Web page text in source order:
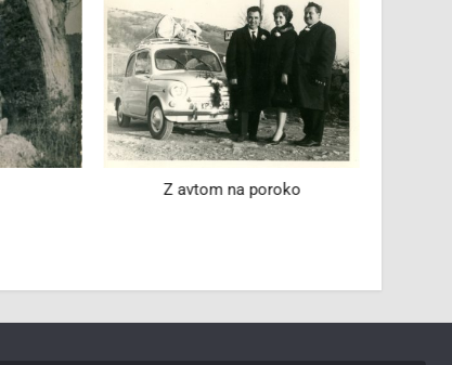
Z avtom na poroko